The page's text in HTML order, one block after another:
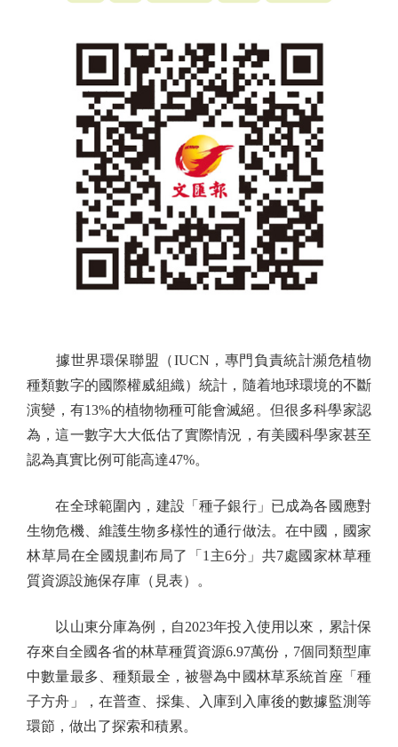
據世界環保聯盟（IUCN，專門負責統計瀕危植物
種類數字的國際權威組織）統計，隨着地球環境的不斷
演變，有13%的植物物種可能會滅絕。但很多科學家認
為，這一數字大大低估了實際情況，有美國科學家甚至
認為真實比例可能高達47%。
在全球範圍內，建設「種子銀行」已成為各國應對
生物危機、維護生物多樣性的通行做法。在中國，國家
林草局在全國規劃布局了「1主6分」共7處國家林草種
質資源設施保存庫（見表）。
以山東分庫為例，自2023年投入使用以來，累計保
存來自全國各省的林草種質資源6.97萬份，7個同類型庫
中數量最多、種類最全，被譽為中國林草系統首座「種
子方舟」，在普查、採集、入庫到入庫後的數據監測等
環節，做出了探索和積累。